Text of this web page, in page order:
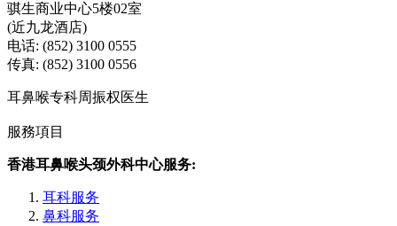
骐生商业中心5楼02室
(近九龙酒店)
电话: (852) 3100 0555
传真: (852) 3100 0556
耳鼻喉专科周振权医生
服務項目
香港耳鼻喉头颈外科中心服务:
耳科服务
鼻科服务